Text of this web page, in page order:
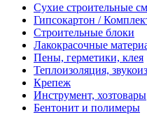
Сухие строительные
Гипсокартон /
Строительные блоки
Лакокрасочные
Пены, герметики, клея
Теплоизоляция,
Крепеж
Инструмент, хозтовары
Бентонит и полимеры